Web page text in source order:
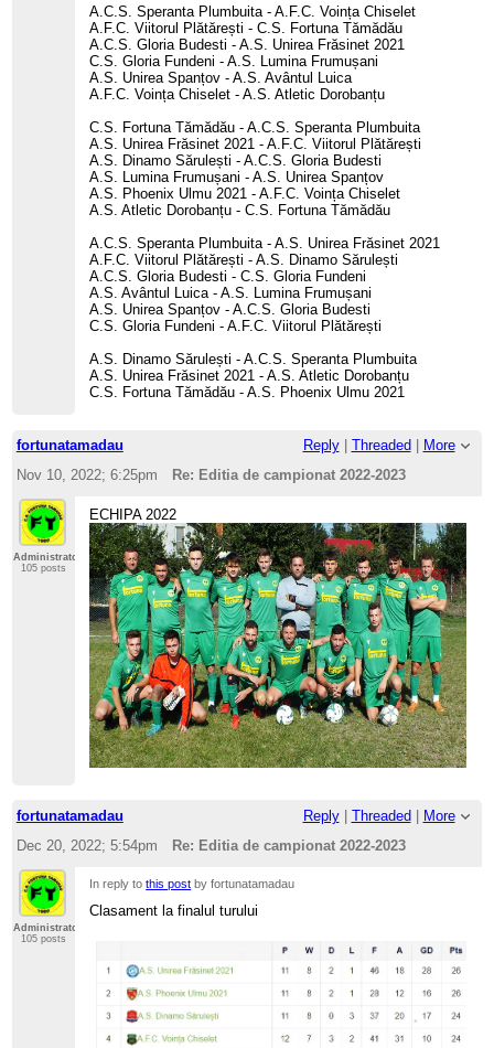
A.C.S. Speranta Plumbuita - A.F.C. Voința Chiselet
A.F.C. Viitorul Plătărești - C.S. Fortuna Tămădău
A.C.S. Gloria Budesti - A.S. Unirea Frăsinet 2021
C.S. Gloria Fundeni - A.S. Lumina Frumușani
A.S. Unirea Spanțov - A.S. Avântul Luica
A.F.C. Voința Chiselet - A.S. Atletic Dorobanțu
C.S. Fortuna Tămădău - A.C.S. Speranta Plumbuita
A.S. Unirea Frăsinet 2021 - A.F.C. Viitorul Plătărești
A.S. Dinamo Sărulești - A.C.S. Gloria Budesti
A.S. Lumina Frumușani - A.S. Unirea Spanțov
A.S. Phoenix Ulmu 2021 - A.F.C. Voința Chiselet
A.S. Atletic Dorobanțu - C.S. Fortuna Tămădău
A.C.S. Speranta Plumbuita - A.S. Unirea Frăsinet 2021
A.F.C. Viitorul Plătărești - A.S. Dinamo Sărulești
A.C.S. Gloria Budesti - C.S. Gloria Fundeni
A.S. Avântul Luica - A.S. Lumina Frumușani
A.S. Unirea Spanțov - A.C.S. Gloria Budesti
C.S. Gloria Fundeni - A.F.C. Viitorul Plătărești
A.S. Dinamo Sărulești - A.C.S. Speranta Plumbuita
A.S. Unirea Frăsinet 2021 - A.S. Atletic Dorobanțu
C.S. Fortuna Tămădău - A.S. Phoenix Ulmu 2021
fortunatamadau Reply| Threaded
More
Nov 10, 2022; 6:25pm
Re: Editia de campionat 2022-2023
Administrator
105 posts
ECHIPA 2022
fortunatamadau Reply| Threaded
More
Dec 20, 2022; 5:54pm
Re: Editia de campionat 2022-2023
Administrator
105 posts
In reply tothis post by fortunatamadau
Clasament la finalul turului